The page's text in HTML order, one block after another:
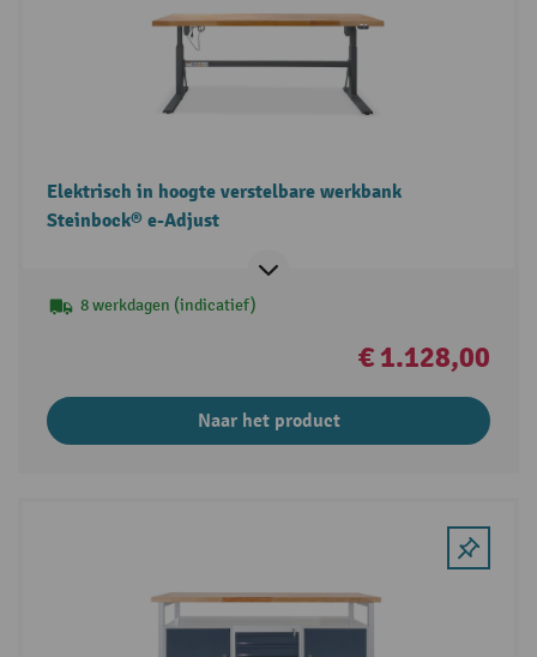
Elektrisch in hoogte verstelbare werkbank
Steinbock® e-Adjust
8 werkdagen (indicatief)
€ 1.128,00
Naar het product